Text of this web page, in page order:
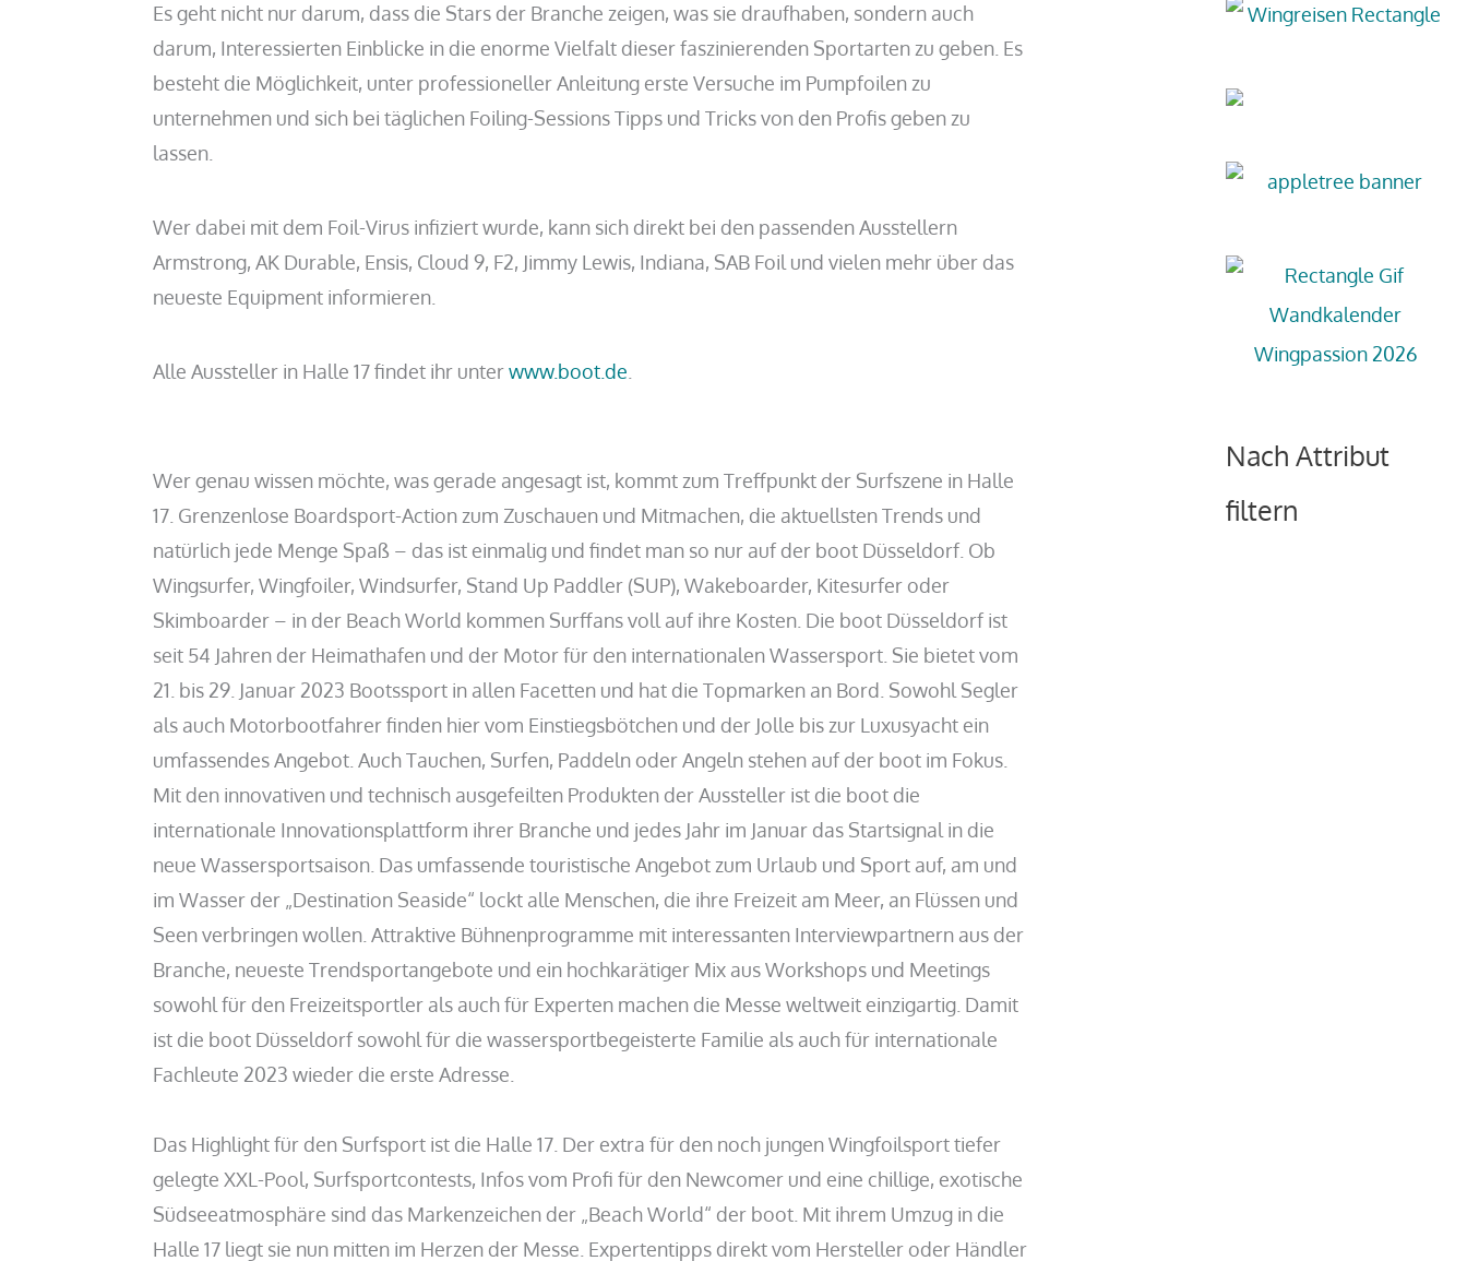
Es geht nicht nur darum, dass die Stars der Branche zeigen, was sie draufhaben, sondern auch
darum, Interessierten Einblicke in die enorme Vielfalt dieser faszinierenden Sportarten zu geben. Es
besteht die Möglichkeit, unter professioneller Anleitung erste Versuche im Pumpfoilen zu
unternehmen und sich bei täglichen Foiling-Sessions Tipps und Tricks von den Profis geben zu
lassen.
Wer dabei mit dem Foil-Virus infiziert wurde, kann sich direkt bei den passenden Ausstellern
Armstrong, AK Durable, Ensis, Cloud 9, F2, Jimmy Lewis, Indiana, SAB Foil und vielen mehr über das
neueste Equipment informieren.
Alle Aussteller in Halle 17 findet ihr unterwww.boot.de
Wer genau wissen möchte, was gerade angesagt ist, kommt zum Treffpunkt der Surfszene in Halle
17. Grenzenlose Boardsport-Action zum Zuschauen und Mitmachen, die aktuellsten Trends und
natürlich jede Menge Spaß – das ist einmalig und findet man so nur auf der boot Düsseldorf. Ob
Wingsurfer, Wingfoiler, Windsurfer, Stand Up Paddler (SUP), Wakeboarder, Kitesurfer oder
Skimboarder – in der Beach World kommen Surffans voll auf ihre Kosten. Die boot Düsseldorf ist
seit 54 Jahren der Heimathafen und der Motor für den internationalen Wassersport. Sie bietet vom
21. bis 29. Januar 2023 Bootssport in allen Facetten und hat die Topmarken an Bord. Sowohl Segler
als auch Motorbootfahrer finden hier vom Einstiegsbötchen und der Jolle bis zur Luxusyacht ein
umfassendes Angebot. Auch Tauchen, Surfen, Paddeln oder Angeln stehen auf der boot im Fokus.
Mit den innovativen und technisch ausgefeilten Produkten der Aussteller ist die boot die
internationale Innovationsplattform ihrer Branche und jedes Jahr im Januar das Startsignal in die
neue Wassersportsaison. Das umfassende touristische Angebot zum Urlaub und Sport auf, am und
im Wasser der „Destination Seaside“ lockt alle Menschen, die ihre Freizeit am Meer, an Flüssen und
Seen verbringen wollen. Attraktive Bühnenprogramme mit interessanten Interviewpartnern aus der
Branche, neueste Trendsportangebote und ein hochkarätiger Mix aus Workshops und Meetings
sowohl für den Freizeitsportler als auch für Experten machen die Messe weltweit einzigartig. Damit
ist die boot Düsseldorf sowohl für die wassersportbegeisterte Familie als auch für internationale
Fachleute 2023 wieder die erste Adresse.
Das Highlight für den Surfsport ist die Halle 17. Der extra für den noch jungen Wingfoilsport tiefer
gelegte XXL-Pool, Surfsportcontests, Infos vom Profi für den Newcomer und eine chillige, exotische
Südseeatmosphäre sind das Markenzeichen der „Beach World“ der boot. Mit ihrem Umzug in die
Halle 17 liegt sie nun mitten im Herzen der Messe. Expertentipps direkt vom Hersteller oder Händler
Nach Attribut
filtern